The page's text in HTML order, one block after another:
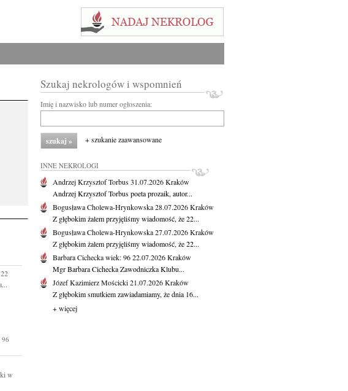
w
Szukaj nekrologów i wspomnień
Imię i nazwisko lub numer ogłoszenia:
+ szukanie zaawansowane
INNE NEKROLOGI
Andrzej Krzysztof Torbus31.07.2026Kraków
Andrzej Krzysztof Torbus poeta prozaik, autor...
Bogusława Cholewa-Hrynkowska28.07.2026Kraków
Z głębokim żalem przyjęliśmy wiadomość, że 22...
Bogusława Cholewa-Hrynkowska27.07.2026Kraków
Z głębokim żalem przyjęliśmy wiadomość, że 22...
Barbara Cicheckawiek: 9622.07.2026Kraków
Mgr Barbara Cichecka Zawodniczka Klubu...
Józef Kazimierz Mościcki21.07.2026Kraków
Z głębokim smutkiem zawiadamiamy, że dnia 16...
+ więcej